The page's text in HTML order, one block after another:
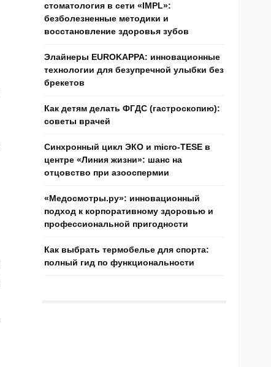
стоматология в сети «IMPL»:
безболезненные методики и
восстановление здоровья зубов
Элайнеры EUROKAPPA: инновационные
технологии для безупречной улыбки без
брекетов
Как детям делать ФГДС (гастроскопию):
советы врачей
Синхронный цикл ЭКО и micro-TESE в
центре «Линия жизни»: шанс на
отцовство при азооспермии
«Медосмотры.ру»: инновационный
подход к корпоративному здоровью и
профессиональной пригодности
Как выбрать термобелье для спорта:
полный гид по функциональности